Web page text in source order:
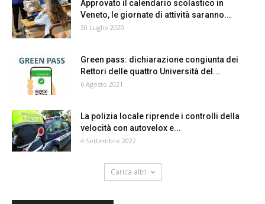
Approvato il calendario scolastico in
Veneto, le giornate di attività saranno...
30 Luglio 2020
Green pass: dichiarazione congiunta dei
Rettori delle quattro Università del...
6 Agosto 2021
La polizia locale riprende i controlli della
velocità con autovelox e...
4 Settembre 2022
Carica altri